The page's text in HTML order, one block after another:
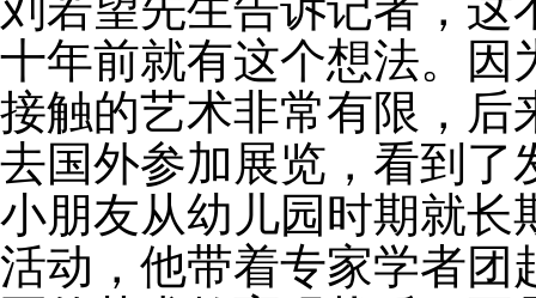
十年前就有这个想法。因
接触的艺术非常有限，后
去国外参加展览，看到了
小朋友从幼儿园时期就长
活动，他带着专家学者团